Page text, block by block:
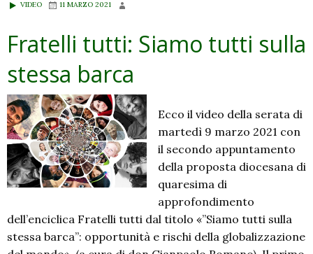
VIDEO
11 MARZO 2021
Fratelli tutti: Siamo tutti sulla
stessa barca
Ecco il video della serata di
martedì 9 marzo 2021 con
il secondo appuntamento
della proposta diocesana di
quaresima di
approfondimento
dell’enciclica Fratelli tutti dal titolo «”Siamo tutti sulla
stessa barca”: opportunità e rischi della globalizzazione